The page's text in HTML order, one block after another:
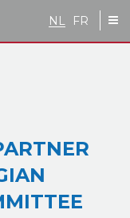
NL FR